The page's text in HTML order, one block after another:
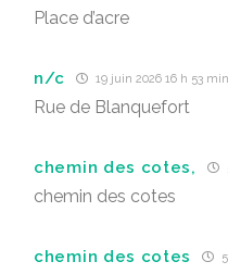
Place d’acre
n/c 19 juin 2026 16 h 53 min
Rue de Blanquefort
chemin des cotes,
chemin des cotes
chemin des cotes